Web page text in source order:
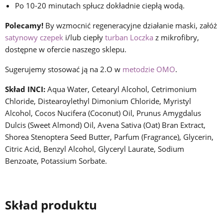
Po 10-20 minutach spłucz dokładnie ciepłą wodą.
Polecamy! By wzmocnić regeneracyjne działanie maski, załóż
satynowy czepek i/lub ciepły turban Loczka z mikrofibry,
dostępne w ofercie naszego sklepu.
Sugerujemy stosować ją na 2.O w metodzie OMO.
Skład INCI: Aqua Water, Cetearyl Alcohol, Cetrimonium
Chloride, Distearoylethyl Dimonium Chloride, Myristyl
Alcohol, Cocos Nucifera (Coconut) Oil, Prunus Amygdalus
Dulcis (Sweet Almond) Oil, Avena Sativa (Oat) Bran Extract,
Shorea Stenoptera Seed Butter, Parfum (Fragrance), Glycerin,
Citric Acid, Benzyl Alcohol, Glyceryl Laurate, Sodium
Benzoate, Potassium Sorbate.
Skład produktu